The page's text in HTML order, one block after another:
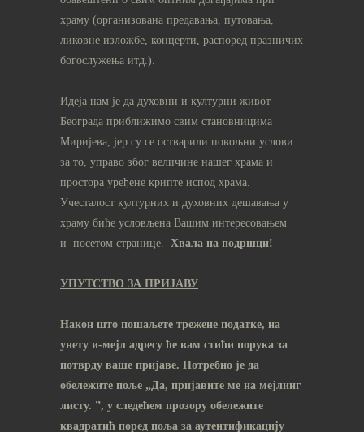
храму (организована предавања, путовања,
ликовне изложбе, концерти, распоред празничих
богослужења итд.).
Идеја нам је да духовни и културни живот
Београда приближимо свим становницима
Миријева, јер су се остварили повољни услови
за то, управо због величине нашег храма и
простора уређене крипте испод храма.
Учесталост културних и духовних дешавања у
храму биће условљена Вашим интересовањем
и посетом странице. Хвала на подршци!
УПУТСТВО ЗА ПРИЈАВУ
Након што пошаљете трежене податке, на
унету и-мејл адресу ће вам стићи порука за
потврду ваше пријаве. Потребно је да
обележите поље „Да, пријавите ме на мeјлинг
листу. ”, у следећем прозору обележите
квадратић поред поља за аутентификацију